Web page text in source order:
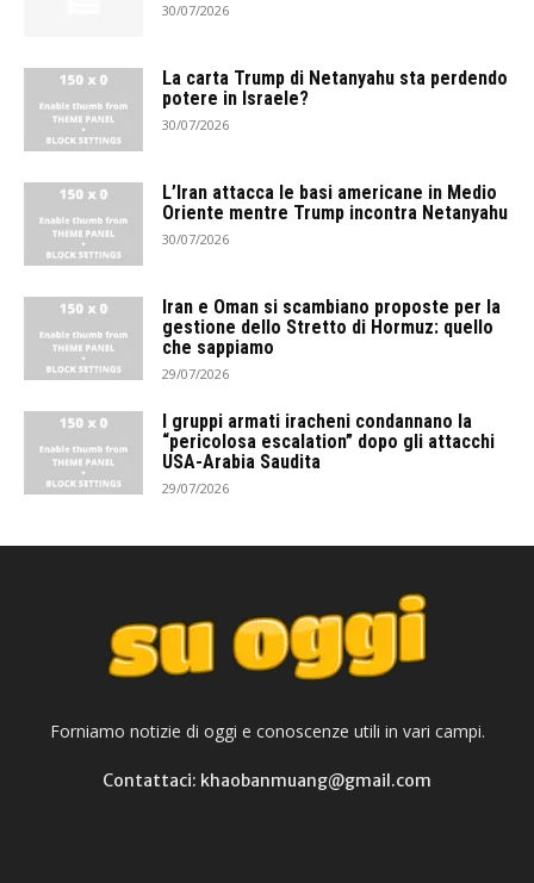
30/07/2026
La carta Trump di Netanyahu sta perdendo
potere in Israele?
30/07/2026
L’Iran attacca le basi americane in Medio
Oriente mentre Trump incontra Netanyahu
30/07/2026
Iran e Oman si scambiano proposte per la
gestione dello Stretto di Hormuz: quello
che sappiamo
29/07/2026
I gruppi armati iracheni condannano la
“pericolosa escalation” dopo gli attacchi
USA-Arabia Saudita
29/07/2026
Forniamo notizie di oggi e conoscenze utili in vari campi.
Contattaci: khaobanmuang@gmail.com